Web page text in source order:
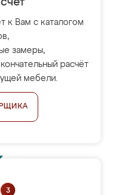
к Вам с каталогом
замеры,
расчёт
мебели.